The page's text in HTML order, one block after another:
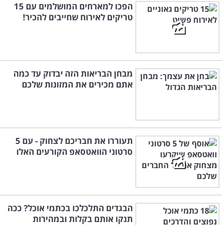
הפכו למארחים המושלמים עם 15
טריקים לאירוח שחייבים להכיר!
מבחן הבריאות הזה יבדוק עד כמה
אתם מכירים את המזונות שלכם
תעוררו את חבריכם לצחוק - עם 5
סרטוני הוואטסאפ הקורעים האלו
הבגדים התלכלכו בכתמי אוכל? ככה
תנקו אותם בקלות ובמהירות